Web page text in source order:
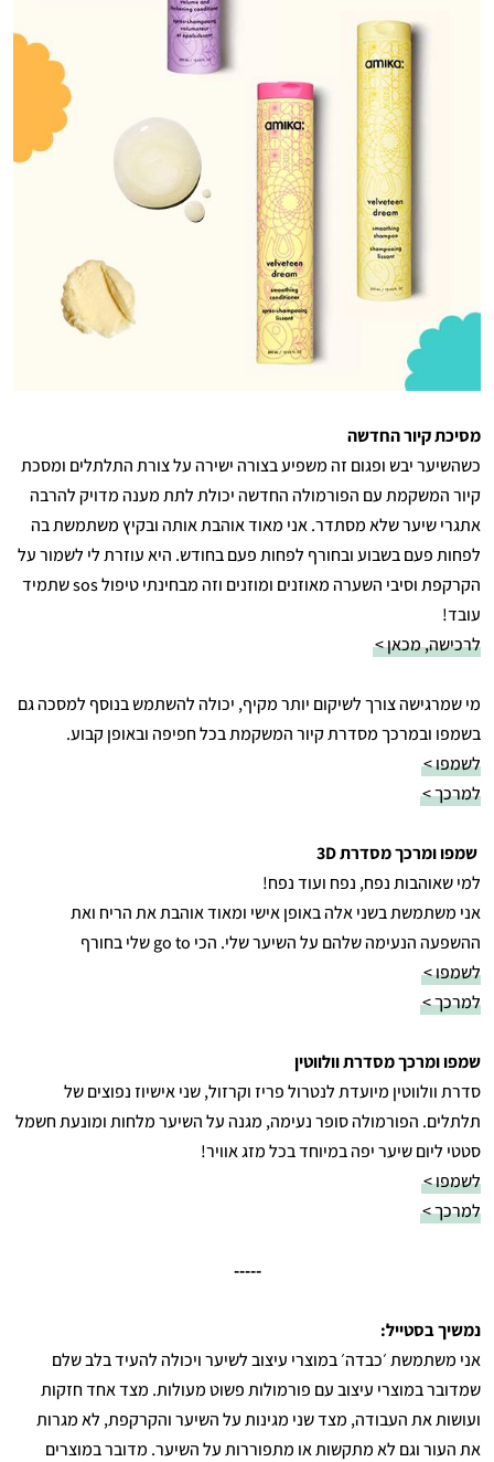
מסיכת קיור החדשה
כשהשיער יבש ופגום זה משפיע בצורה ישירה על צורת התלתלים ומסכת
קיור המשקמת עם הפורמולה החדשה יכולת לתת מענה מדויק להרבה
אתגרי שיער שלא מסתדר. אני מאוד אוהבת אותה ובקיץ משתמשת בה
לפחות פעם בשבוע ובחורף לפחות פעם בחודש. היא עוזרת לי לשמור על
הקרקפת וסיבי השערה מאוזנים ומוזנים וזה מבחינתי טיפול sos שתמיד
עובד!
לרכישה, מכאן >
מי שמרגישה צורך לשיקום יותר מקיף, יכולה להשתמש בנוסף למסכה גם
בשמפו ובמרכך מסדרת קיור המשקמת בכל חפיפה ובאופן קבוע.
לשמפו >
למרכך >
שמפו ומרכך מסדרת 3D
למי שאוהבות נפח, נפח ועוד נפח!
אני משתמשת בשני אלה באופן אישי ומאוד אוהבת את הריח ואת
ההשפעה הנעימה שלהם על השיער שלי. הכי go to שלי בחורף
לשמפו >
למרכך >
שמפו ומרכך מסדרת וולווטין
סדרת וולווטין מיועדת לנטרול פריז וקרזול, שני אישיוז נפוצים של
תלתלים. הפורמולה סופר נעימה, מגנה על השיער מלחות ומונעת חשמל
סטטי ליום שיער יפה במיוחד בכל מזג אוויר!
לשמפו >
למרכך >
-----
נמשיך בסטייל:
אני משתמשת ׳כבדה׳ במוצרי עיצוב לשיער ויכולה להעיד בלב שלם
שמדובר במוצרי עיצוב עם פורמולות פשוט מעולות. מצד אחד חזקות
ועושות את העבודה, מצד שני מגינות על השיער והקרקפת, לא מגרות
את העור וגם לא מתקשות או מתפוררות על השיער. מדובר במוצרים